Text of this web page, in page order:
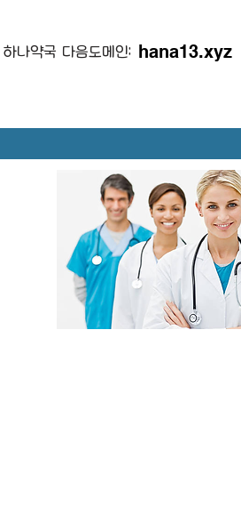
하나약국 다음도메인: hana13.xyz